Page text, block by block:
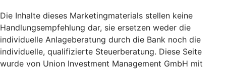
Die Inhalte dieses Marketingmaterials stellen keine
Handlungsempfehlung dar, sie ersetzen weder die
individuelle Anlageberatung durch die Bank noch die
individuelle, qualifizierte Steuerberatung. Diese Seite
wurde von Union Investment Management GmbH mit